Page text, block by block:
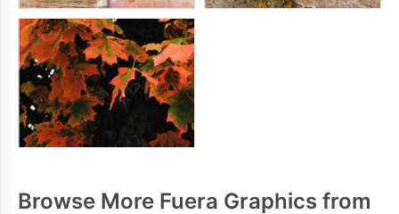
Browse More Fuera Graphics from